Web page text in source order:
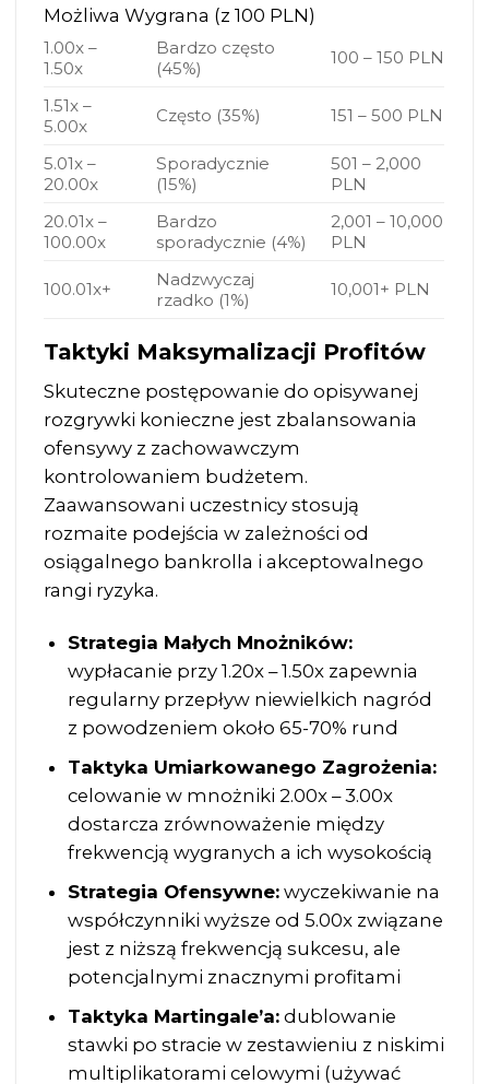
Możliwa Wygrana (z 100 PLN)
1.00x –
1.50x
Bardzo często
(45%)
100 – 150 PLN
1.51x –
5.00x
Często (35%) 151 – 500 PLN
5.01x –
20.00x
Sporadycznie
(15%)
501 – 2,000
PLN
20.01x –
100.00x
Bardzo
sporadycznie (4%)
2,001 – 10,000
PLN
100.01x+
Nadzwyczaj
rzadko (1%)
10,001+ PLN
Taktyki Maksymalizacji Profitów
Skuteczne postępowanie do opisywanej
rozgrywki konieczne jest zbalansowania
ofensywy z zachowawczym
kontrolowaniem budżetem.
Zaawansowani uczestnicy stosują
rozmaite podejścia w zależności od
osiągalnego bankrolla i akceptowalnego
rangi ryzyka.
Strategia Małych Mnożników:
wypłacanie przy 1.20x – 1.50x zapewnia
regularny przepływ niewielkich nagród
z powodzeniem około 65-70% rund
Taktyka Umiarkowanego Zagrożenia:
celowanie w mnożniki 2.00x – 3.00x
dostarcza zrównoważenie między
frekwencją wygranych a ich wysokością
Strategia Ofensywne: wyczekiwanie na
współczynniki wyższe od 5.00x związane
jest z niższą frekwencją sukcesu, ale
potencjalnymi znacznymi profitami
Taktyka Martingale’a: dublowanie
stawki po stracie w zestawieniu z niskimi
multiplikatorami celowymi (używać